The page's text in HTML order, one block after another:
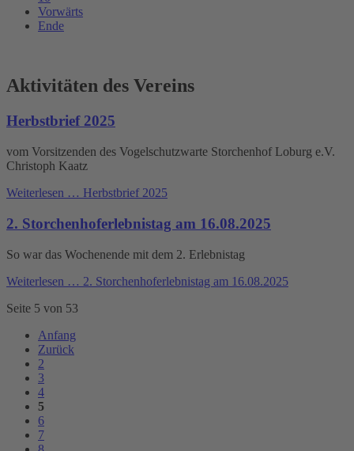
Vorwärts
Ende
Aktivitäten des Vereins
Herbstbrief 2025
vom Vorsitzenden des Vogelschutzwarte Storchenhof Loburg e.V.
Christoph Kaatz
Weiterlesen … Herbstbrief 2025
2. Storchenhoferlebnistag am 16.08.2025
So war das Wochenende mit dem 2. Erlebnistag
Weiterlesen … 2. Storchenhoferlebnistag am 16.08.2025
Seite 5 von 53
Anfang
Zurück
2
3
4
5
6
7